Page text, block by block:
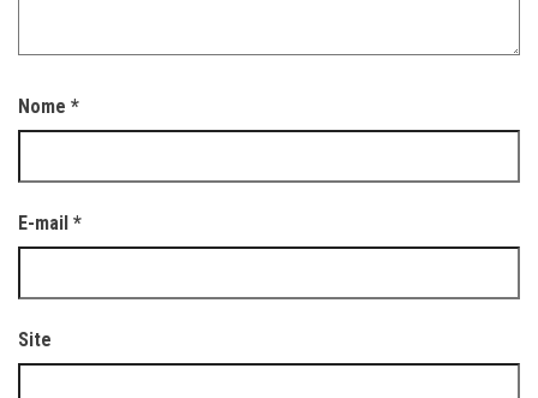
Nome *
E-mail *
Site